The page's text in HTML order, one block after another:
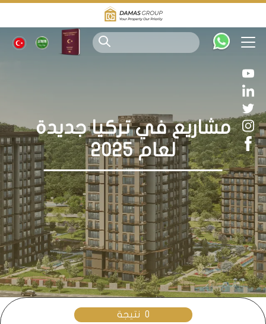
مشاريع في تركيا جديدة
لعام 2025
0 نتيجة